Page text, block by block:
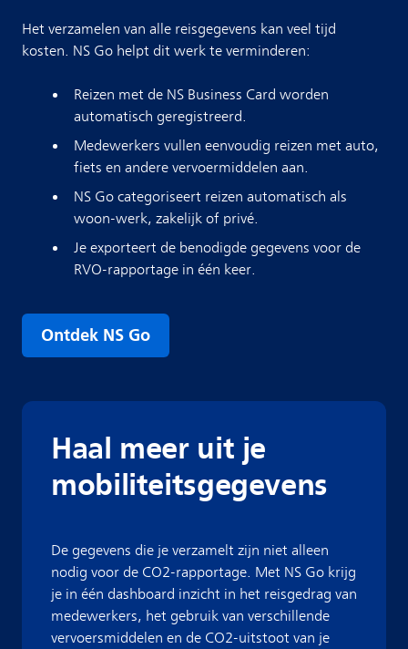
Het verzamelen van alle reisgegevens kan veel tijd
kosten. NS Go helpt dit werk te verminderen:
Reizen met de NS Business Card worden
automatisch geregistreerd.
Medewerkers vullen eenvoudig reizen met auto,
fiets en andere vervoermiddelen aan.
NS Go categoriseert reizen automatisch als
woon-werk, zakelijk of privé.
Je exporteert de benodigde gegevens voor de
RVO-rapportage in één keer.
Ontdek NS Go
Haal meer uit je
mobiliteitsgegevens
De gegevens die je verzamelt zijn niet alleen
nodig voor de CO2-rapportage. Met NS Go krijg
je in één dashboard inzicht in het reisgedrag van
medewerkers, het gebruik van verschillende
vervoersmiddelen en de CO2-uitstoot van je